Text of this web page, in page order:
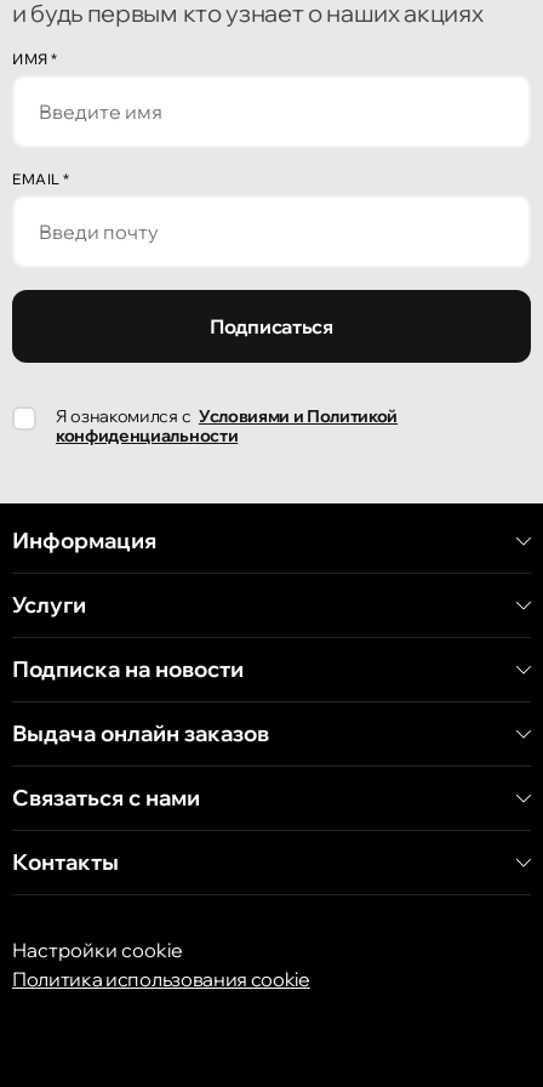
улица Ион Крянгэ, 78
Кишинёв
Хынчештское шоссе, 60/4
бульвар Дечебал, 139
и будь первым кто узнает о наших акциях
ИМЯ *
EMAIL *
Подписаться
Я ознакомился с Условиями и Политикой
конфиденциальности
Информация
Услуги
Подписка на новости
Выдача онлайн заказов
Связаться с нами
Контакты
Настройки cookie
Политика использования cookie